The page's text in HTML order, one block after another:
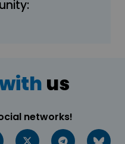
us
networks!